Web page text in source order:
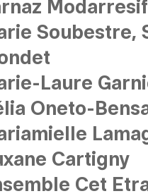
Soubestre,
Laure
Oneto-
Cartigny
Cet